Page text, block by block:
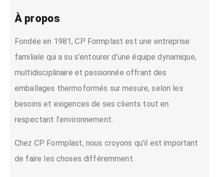
À propos
Fondée en 1981, CP Formplast est une entreprise
familiale qui a su s’entourer d’une équipe dynamique,
multidisciplinaire et passionnée offrant des
emballages thermoformés sur mesure, selon les
besoins et exigences de ses clients tout en
respectant l’environnement.
Chez CP Formplast, nous croyons qu’il est important
de faire les choses différemment.